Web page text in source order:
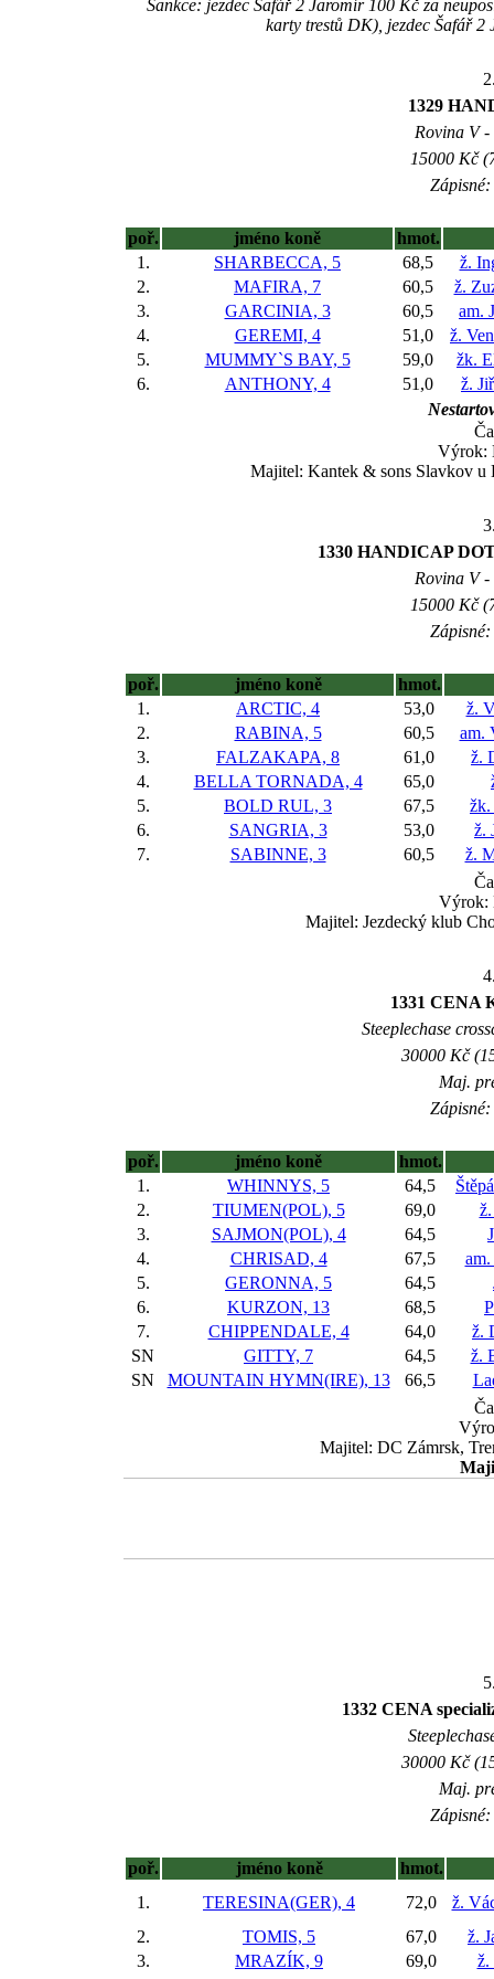
Sankce: jezdec Šafář 2 Jaromír 100 Kč za
karty trestů DK), jezdec Šafář
1329
Rovina V
15000 Kč
poř. jméno koně
hmot.
1.
SHARBECCA, 5 68,5
ž.
2.
MAFIRA, 7 60,5
ž.
3.
GARCINIA, 3 60,5
am.
4.
GEREMI, 4 51,0
ž.
5.
MUMMY`S BAY, 5 59,0
žk.
6.
ANTHONY, 4 51,0
ž.
Výrok:
Majitel: Kantek & sons Slavkov u
1330 HANDICAP
Rovina V
15000 Kč
poř. jméno koně
hmot.
1.
ARCTIC, 4 53,0
ž.
2.
RABINA, 5 60,5
am.
3.
FALZAKAPA, 8 61,0
ž.
4.
BELLA TORNADA, 4 65,0
5.
BOLD RUL, 3 67,5
žk.
6.
SANGRIA, 3 53,0
ž.
7.
SABINNE, 3 60,5
ž.
Výrok:
Majitel: Jezdecký klub
1331 CENA
Steeplechase
30000 Kč
Maj.
poř. jméno koně
hmot.
1.
WHINNYS, 5 64,5
2.
TIUMEN(POL), 5 69,0
3.
SAJMON(POL), 4 64,5
4.
CHRISAD, 4 67,5
5.
GERONNA, 5 64,5
6.
KURZON, 13 68,5
7.
CHIPPENDALE, 4 64,0
ž.
SN
GITTY, 7 64,5
ž.
SN
MOUNTAIN HYMN(IRE), 13 66,5
Majitel: DC Zámrsk,
1332 CENA
30000 Kč
Maj.
poř. jméno koně
hmot.
1.
TERESINA(GER), 4 72,0
ž.
2.
TOMIS, 5 67,0
ž.
3.
MRAZÍK, 9 69,0
ž.